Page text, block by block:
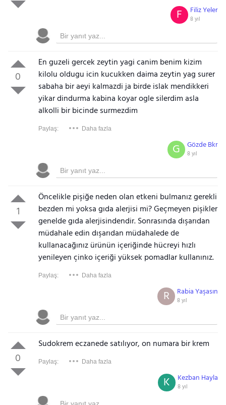
Filiz Yeler
8 yıl
F
0
En guzeli gercek zeytin yagi canim benim kizim
kilolu oldugu icin kucukken daima zeytin yag surer
sabaha bir aeyi kalmazdi ja birde islak mendikkeri
yikar dindurma kabina koyar ogle silerdim asla
alkolli bir bicinde surmezdim
Paylaş: Daha fazla
Gözde Bkr
8 yıl
G
1
Öncelikle pişiğe neden olan etkeni bulmanız gerekli
bezden mi yoksa gıda alerjisi mi? Geçmeyen pişikler
genelde gıda alerjisindendir. Sonrasında dışarıdan
müdahale edin dışarıdan müdahalede de
kullanacağınız ürünün içeriğinde hücreyi hızlı
yenileyen çinko içeriği yüksek pomadlar kullanınız.
Paylaş: Daha fazla
Rabia Yaşasın
8 yıl
R
0
Sudokrem eczanede satılıyor, on numara bir krem
Paylaş: Daha fazla
Kezban Hayla
8 yıl
K